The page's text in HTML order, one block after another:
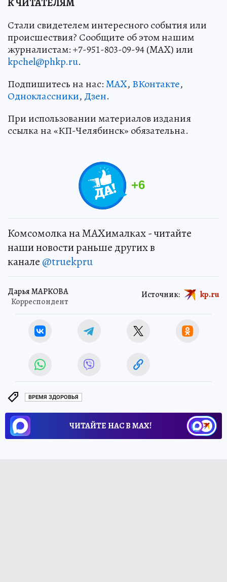
Стали свидетелем интересного события или
происшествия? Сообщите об этом нашим
журналистам: +7-951-803-09-94 (MAX) или
kpchel@phkp.ru.
Подпишитесь на нас:MAX, ВКонтакте,
Одноклассники, Дзен.
При использовании материалов издания
ссылка на «КП-Челябинск» обязательна.
+6
Комсомолка на MAXималках - читайте
наши новости раньше других в
канале @truekpru
Дарья МАРКОВА
Корреспондент
Источник: kp.ru
ВРЕМЯ ЗДОРОВЬЯ
ЧИТАЙТЕ НАС В МАХ!